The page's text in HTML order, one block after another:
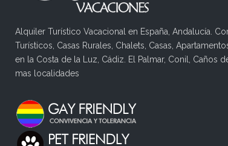
Alquiler Turístico Vacacional en España, Andalucía.
Turísticos, Casas Rurales, Chalets, Casas,
en la Costa de la Luz, Cádiz. El Palmar, Conil, Caños
mas localidades